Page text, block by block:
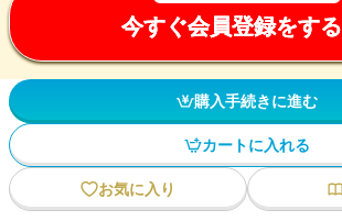
今すぐ会員登録をする
購入手続きに進む
カートに入れる
お気に入り